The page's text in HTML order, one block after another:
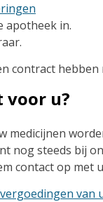
apotheek in.
contract
u?
medicijnen
nog steeds bij
contact op met
van